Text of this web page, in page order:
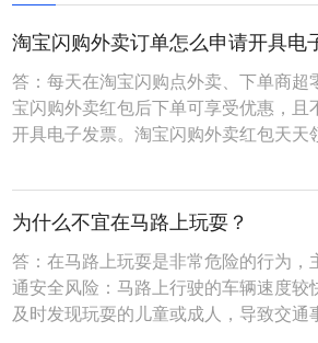
淘宝闪购外卖订单怎么申请开具电
答：每天在淘宝闪购点外卖、下单商超
宝闪购外卖红包后下单可享受优惠，且
开具电子发票。淘宝闪购外卖红包天天
方式：1、淘宝闪购外卖红包领取口令
机淘宝APP，顶部选择导航【闪购外卖
外卖红包领取口令【188288】，即可成
效外卖红包。2、词令直达外卖红包领取
为什么不宜在马路上玩耍？
答：在马路上玩耍是非常危险的行为，
通安全风险：马路上行驶的车辆速度较
及时发现玩耍的儿童或成人，导致交通